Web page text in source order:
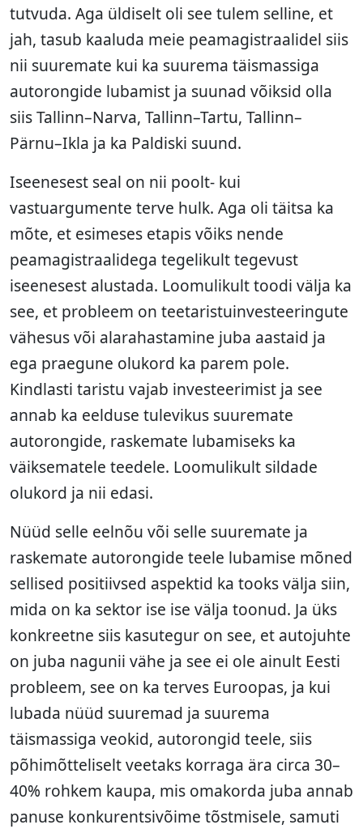
tutvuda. Aga üldiselt oli see tulem selline, et
jah, tasub kaaluda meie peamagistraalidel siis
nii suuremate kui ka suurema täismassiga
autorongide lubamist ja suunad võiksid olla
siis Tallinn–Narva, Tallinn–Tartu, Tallinn–
Pärnu–Ikla ja ka Paldiski suund.
Iseenesest seal on nii poolt‑ kui
vastuargumente terve hulk. Aga oli täitsa ka
mõte, et esimeses etapis võiks nende
peamagistraalidega tegelikult tegevust
iseenesest alustada. Loomulikult toodi välja ka
see, et probleem on teetaristuinvesteeringute
vähesus või alarahastamine juba aastaid ja
ega praegune olukord ka parem pole.
Kindlasti taristu vajab investeerimist ja see
annab ka eelduse tulevikus suuremate
autorongide, raskemate lubamiseks ka
väiksematele teedele. Loomulikult sildade
olukord ja nii edasi.
Nüüd selle eelnõu või selle suuremate ja
raskemate autorongide teele lubamise mõned
sellised positiivsed aspektid ka tooks välja siin,
mida on ka sektor ise ise välja toonud. Ja üks
konkreetne siis kasutegur on see, et autojuhte
on juba nagunii vähe ja see ei ole ainult Eesti
probleem, see on ka terves Euroopas, ja kui
lubada nüüd suuremad ja suurema
täismassiga veokid, autorongid teele, siis
põhimõtteliselt veetaks korraga ära circa 30–
40% rohkem kaupa, mis omakorda juba annab
panuse konkurentsivõime tõstmisele, samuti